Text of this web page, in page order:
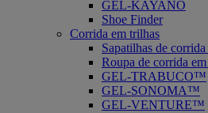
GEL-KAYANO
Shoe Finder
Corrida em trilhas
Sapatilhas de
Roupa de corrida
GEL-TRABUCO™
GEL-SONOMA™
GEL-VENTURE™